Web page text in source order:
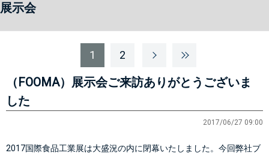
展示会
1 2
（FOOMA）展示会ご来訪ありがとうございま
した
2017/06/27 09:00
2017国際食品工業展は大盛況の内に閉幕いたしました。今回弊社ブ